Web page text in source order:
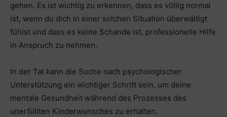
gehen. Es ist wichtig zu erkennen, dass es völlig normal
ist, wenn du dich in einer solchen Situation überwältigt
fühlst und dass es keine Schande ist, professionelle Hilfe
in Anspruch zu nehmen.
In der Tat kann die Suche nach psychologischer
Unterstützung ein wichtiger Schritt sein, um deine
mentale Gesundheit während des Prozesses des
unerfüllten Kinderwunsches zu erhalten.